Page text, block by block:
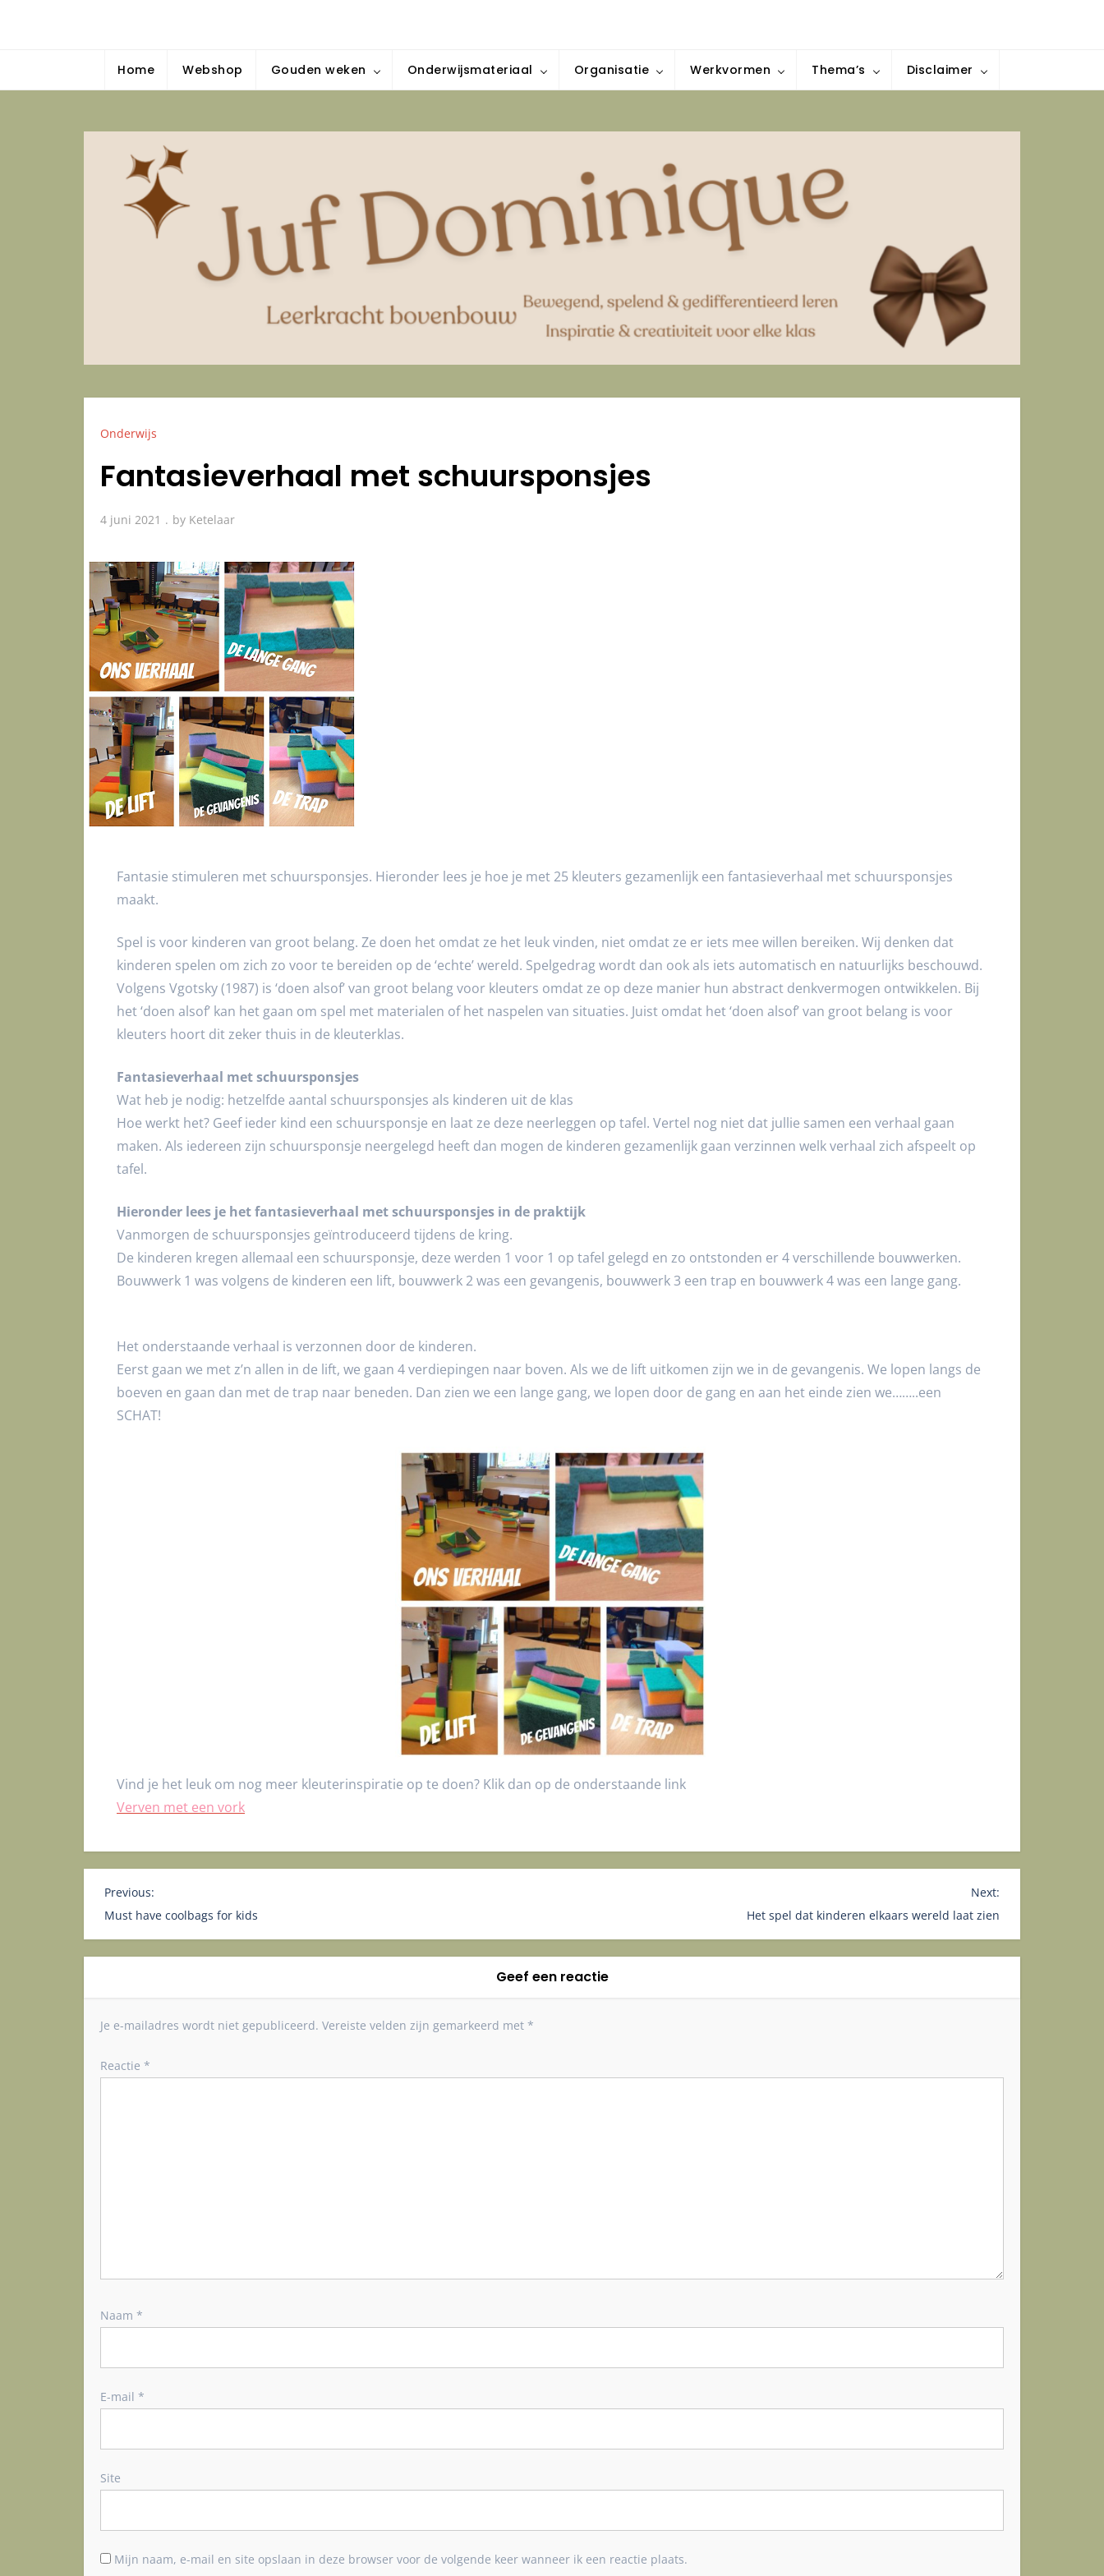
Home
Webshop Gouden weken Onderwijsmateriaal Organisatie Werkvormen Thema’s Disclaimer
Onderwijs
Fantasieverhaal met schuursponsjes
4 juni 2021 by Ketelaar
Fantasie stimuleren met schuursponsjes. Hieronder lees je hoe je met 25 kleuters gezamenlijk een fantasieverhaal met schuursponsjes
maakt.
Spel is voor kinderen van groot belang. Ze doen het omdat ze het leuk vinden, niet omdat ze er iets mee willen bereiken. Wij denken dat
kinderen spelen om zich zo voor te bereiden op de ‘echte’ wereld. Spelgedrag wordt dan ook als iets automatisch en natuurlijks beschouwd.
Volgens Vgotsky (1987) is ‘doen alsof’ van groot belang voor kleuters omdat ze op deze manier hun abstract denkvermogen ontwikkelen. Bij
het ‘doen alsof’ kan het gaan om spel met materialen of het naspelen van situaties. Juist omdat het ‘doen alsof’ van groot belang is voor
kleuters hoort dit zeker thuis in de kleuterklas.
Fantasieverhaal met schuursponsjes
Wat heb je nodig: hetzelfde aantal schuursponsjes als kinderen uit de klas
Hoe werkt het? Geef ieder kind een schuursponsje en laat ze deze neerleggen op tafel. Vertel nog niet dat jullie samen een verhaal gaan
maken. Als iedereen zijn schuursponsje neergelegd heeft dan mogen de kinderen gezamenlijk gaan verzinnen welk verhaal zich afspeelt op
tafel.
Hieronder lees je het fantasieverhaal met schuursponsjes in de praktijk
Vanmorgen de schuursponsjes geïntroduceerd tijdens de kring.
De kinderen kregen allemaal een schuursponsje, deze werden 1 voor 1 op tafel gelegd en zo ontstonden er 4 verschillende bouwwerken.
Bouwwerk 1 was volgens de kinderen een lift, bouwwerk 2 was een gevangenis, bouwwerk 3 een trap en bouwwerk 4 was een lange gang.
Het onderstaande verhaal is verzonnen door de kinderen.
Eerst gaan we met z’n allen in de lift, we gaan 4 verdiepingen naar boven. Als we de lift uitkomen zijn we in de gevangenis. We lopen langs de
boeven en gaan dan met de trap naar beneden. Dan zien we een lange gang, we lopen door de gang en aan het einde zien we……..een
SCHAT!
Vind je het leuk om nog meer kleuterinspiratie op te doen? Klik dan op de onderstaande link
Verven met een vork
B
e
r
i
t
a
Previous:
Must have coolbags for kids
Next:
Het spel dat kinderen elkaars wereld laat zien
Geef een reactie
Je e-mailadres wordt niet gepubliceerd. Vereiste velden zijn gemarkeerd met *
Reactie *
Naam *
E-mail *
Site
Mijn naam, e-mail en site opslaan in deze browser voor de volgende keer wanneer ik een reactie plaats.